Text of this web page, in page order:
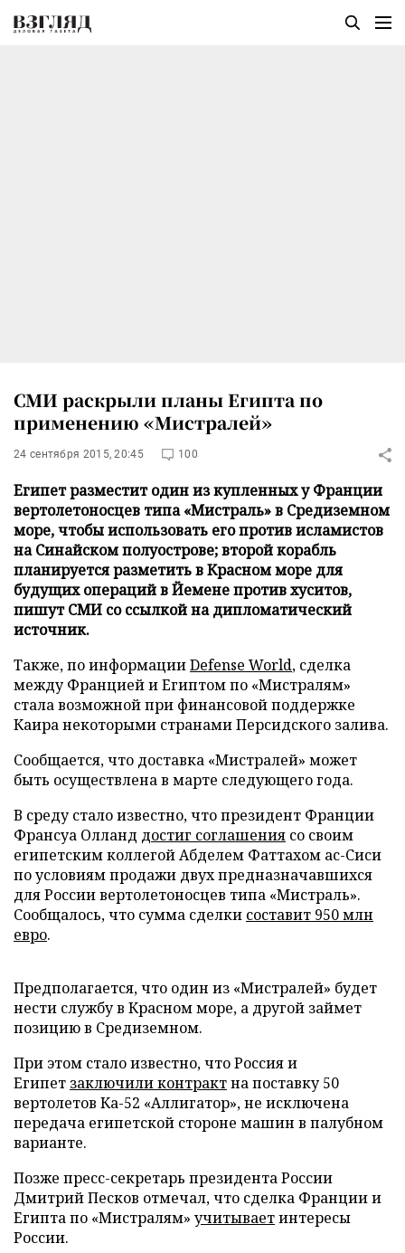
СМИ раскрыли планы Египта по
применению «Мистралей»
24 сентября 2015, 20:45 100
Египет разместит один из купленных у Франции
вертолетоносцев типа «Мистраль» в Средиземном
море, чтобы использовать его против исламистов
на Синайском полуострове; второй корабль
планируется разметить в Красном море для
будущих операций в Йемене против хуситов,
пишут СМИ со ссылкой на дипломатический
источник.
Также, по информацииDefense World, сделка
между Францией и Египтом по «Мистралям»
стала возможной при финансовой поддержке
Каира некоторыми странами Персидского залива.
Сообщается, что доставка «Мистралей» может
быть осуществлена в марте следующего года.
В среду стало известно, что президент Франции
Франсуа Олланд достиг соглашения со своим
египетским коллегой Абделем Фаттахом ас-Сиси
по условиям продажи двух предназначавшихся
для России вертолетоносцев типа «Мистраль».
Сообщалось, что сумма сделки составит 950 млн
евро.
Предполагается, что один из «Мистралей» будет
нести службу в Красном море, а другой займет
позицию в Средиземном.
При этом стало известно, что Россия и
Египет заключили контрактна поставку 50
вертолетов Ка-52 «Аллигатор», не исключена
передача египетской стороне машин в палубном
варианте.
Позже пресс-секретарь президента России
Дмитрий Песков отмечал, что сделка Франции и
Египта по «Мистралям» учитываетинтересы
России.